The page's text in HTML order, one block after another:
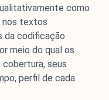
como
nos textos
da codificação
meio do qual os
seus
perfil de cada